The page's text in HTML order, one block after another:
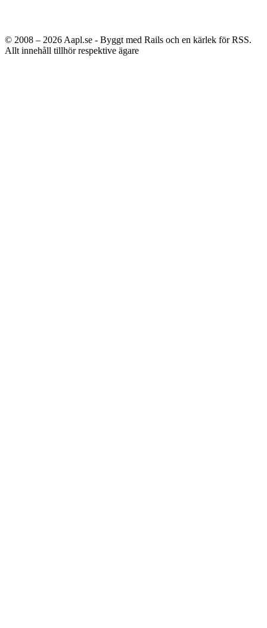
© 2008 – 2026 Aapl.se - Byggt med Rails och en kärlek för RSS.
Allt innehåll tillhör respektive ägare